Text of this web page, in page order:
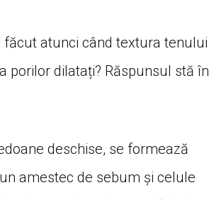
făcut atunci când textura tenului
porilor dilatați? Răspunsul stă în
deschise, se formează
amestec de sebum și celule